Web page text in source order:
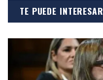
TE PUEDE INTERESAR